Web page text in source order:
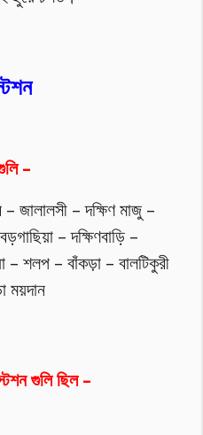
–
জালালসী – দক্ষিণ মাজু –
– দক্ষিণবাড়ি –
শলপ – বাঁকড়া – বালটিকুরী
ময়দান
গুলি ছিল –